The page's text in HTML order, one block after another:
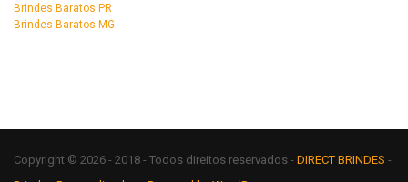
Brindes Baratos PR
Brindes Baratos MG
Copyright © 2026 - 2018 - Todos direitos reservados - DIRECT BRINDES -